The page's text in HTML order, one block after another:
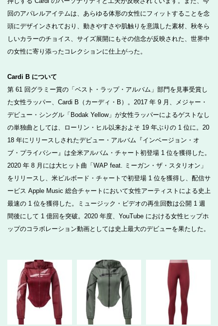
回のアパレルアイテムは、あらゆる体形の女性にフィットすることを念
頭にデザインされており、動きやすさや肌触りを意識した素材、秋冬ら
しいカラーのチョイス、サイズ展開にもその信念が反映された、世界中
の女性に寄り添ったコレクションに仕上がった。
Cardi B について
第 61 回グラミー賞の「ベスト・ラップ・アルバム」部門を見事受賞し
た女性ラッパー、Cardi B（カーディ・B）。2017 年 9 月、メジャー・
デビュー・シングル「Bodak Yellow」が女性ラッパーによるゲストなし
の単独曲としては、ローリン・ヒル以来およそ 19 年ぶりの 1 位に。20
18 年にリリースしされたデビュー・アルバム『インベージョン・オ
ブ・プライバシー』は全米アルバム・チャート初登場 1 位を獲得した。
2020 年 8 月には大ヒット曲「WAP feat. ミーガン・ザ・スタリオン」
をリリースし、米ビルボード・チャートで初登場 1 位を獲得し、配信サ
ービス Apple Music 総合チャートにおいて女性アーティストによる史上
最速の 1 位を獲得した。ミュージック・ビデオの再生回数は公開 1 週
間後にして 1 億回を突破。2020 年度、YouTube における女性ヒップホ
ップのコラボレーション動画としては史上最大のデビューを果たした。